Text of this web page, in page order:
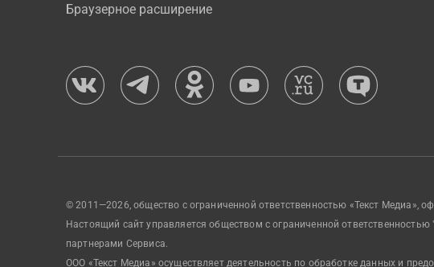
Браузерное расширение
© 2011—2026, общество с ограниченной ответственностью «Текст Медиа»,
Настоящий сайт управляется обществом с ограниченной
партнерами Сервиса.
ООО «Текст Медиа» осуществляет деятельность по обработке данных и